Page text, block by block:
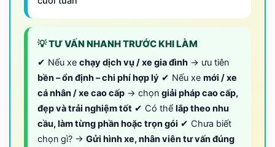
💡 TƯ VẤN NHANH TRƯỚC KHI LÀM
✔ Nếu xe chạy dịch vụ / xe gia đình → ưu tiên
bền – ổn định – chi phí hợp lý ✔ Nếu xe mới / xe
cá nhân / xe cao cấp → chọn giải pháp cao cấp,
đẹp và trải nghiệm tốt ✔ Có thể lắp theo nhu
cầu, làm từng phần hoặc trọn gói ✔ Chưa biết
chọn gì? → Gửi hình xe, nhân viên tư vấn đúng